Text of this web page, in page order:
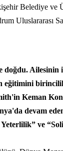
Belediye ve
Uluslararası
doğdu.
eğitimini
Keman
devam
ve